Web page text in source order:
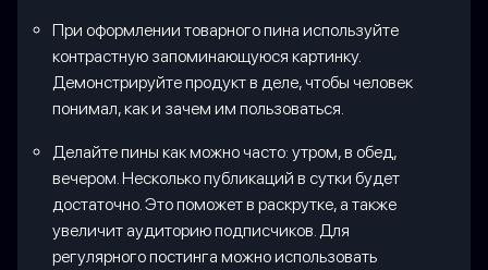
При оформлении товарного пина используйте
контрастную запоминающуюся картинку.
Демонстрируйте продукт в деле, чтобы человек
понимал, как и зачем им пользоваться.
Делайте пины как можно часто: утром, в обед,
вечером. Несколько публикаций в сутки будет
достаточно. Это поможет в раскрутке, а также
увеличит аудиторию подписчиков. Для
регулярного постинга можно использовать